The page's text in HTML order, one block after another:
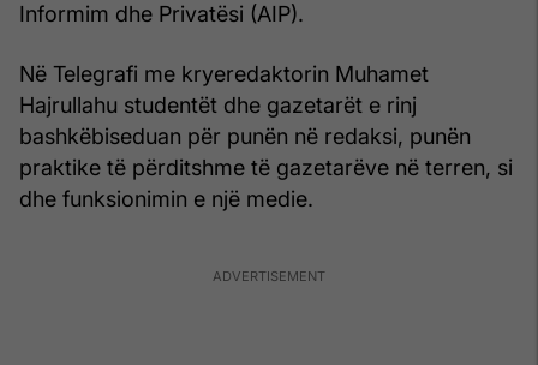
Informim dhe Privatësi (AIP).
Në Telegrafi me kryeredaktorin Muhamet
Hajrullahu studentët dhe gazetarët e rinj
bashkëbiseduan për punën në redaksi, punën
praktike të përditshme të gazetarëve në terren, si
dhe funksionimin e një medie.